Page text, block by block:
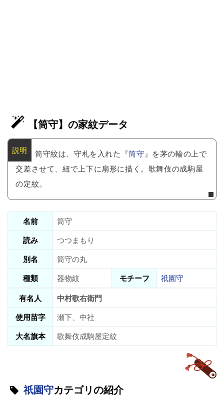
【筒守】の家紋データ
筒守紋は、守札を入れた『筒守』を茅の輪の上で
交差させて、紐で上下に扇形に描く。歌舞伎の成駒屋
の定紋。
名前
筒守
読み
つつまもり
別名
筒守の丸
種類
器物紋 モチーフ
祇園守
有名人
中村歌右衛門
使用苗字
瀬下、中社
大名旗本
歌舞伎成駒屋定紋
祇園守カテゴリの紹介